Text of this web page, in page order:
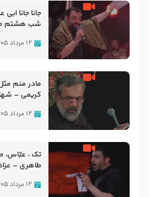
جانا جانا
۱۲ مرداد ۱۴۰۵
مادر منم
کریمی –
۱۲ مرداد ۱۴۰۵
تک ،
طاهری –
۱۲ مرداد ۱۴۰۵